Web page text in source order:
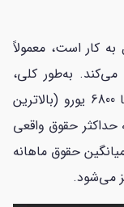
کار است، معمولاً
دریافت می‌کند. به‌طور کلی،
دستمزدها از 1020 یورو (کمترین میانگین) تا 6800 یورو (بالاترین
حداکثر حقوق واقعی
میانگین حقوق ماهانه
می‌شود.